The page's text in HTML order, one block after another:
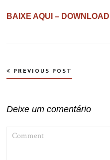
BAIXE AQUI –
Navegação
de
PREVIOUS POST
Deixe um comentário